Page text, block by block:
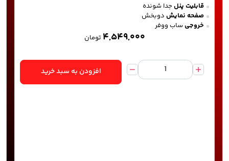
قابلیت پنل جدا شونده
صفحه نمایش دوبخش
خروجی ساب ووفر
۴,۵۴۹,۰۰۰ تومان
افزودن به سبد خرید